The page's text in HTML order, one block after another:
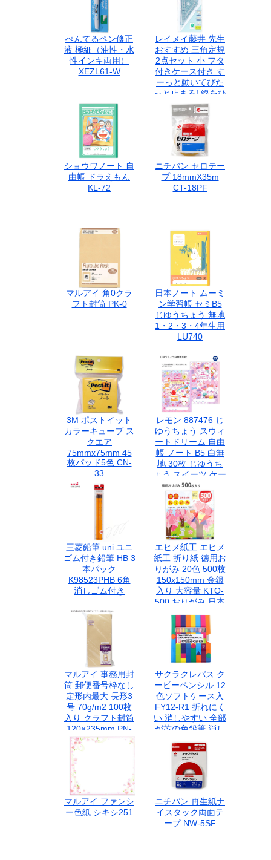
ぺんてるペン修正
液 極細（油性・水
性インキ両用）
XEZL61-W
レイメイ藤井 先生
おすすめ 三角定規
2点セット 小 フタ
付きケース付き す
ーっと動いてぴた
っと止まる! 線をひ
きやすい三角定規
APJ212
ショウワノート 自
由帳 ドラえもん
KL-72
ニチバン セロテー
プ 18mmX35m
CT-18PF
マルアイ 角0クラ
フト封筒 PK-0
日本ノート ムーミ
ン学習帳 セミB5
じゆうちょう 無地
1・2・3・4年生用
LU740
3M ポストイット
カラーキューブ ス
クエア
75mmx75mm 45
枚パッド5色 CN-
33
レモン 887476 じ
ゆうちょう スウィ
ートドリーム 自由
帳 ノート B5 白無
地 30枚 じゆうち
ょう スイーツ ケー
キ 猫 ネコ うさぎ
ゆめかわ かわいい
女の子 キッズ 子供
文具 学用品
三菱鉛筆 uni ユニ
ゴム付き鉛筆 HB 3
本パック
K98523PHB 6角
消しゴム付き
エヒメ紙工 エヒメ
紙工 折り紙 徳用お
りがみ 20色 500枚
150x150mm 金銀
入り 大容量 KTO-
500 おりがみ 日本
製
マルアイ 事務用封
筒 郵便番号枠なし
定形内最大 長形3
号 70g/m2 100枚
入り クラフト封筒
120×235mm PN-
1370 藤壺パック
サクラクレパス ク
ーピーペンシル 12
色ソフトケース入
FY12-R1 折れにく
い 消しやすい 全部
が芯の色鉛筆 消し
き
マルアイ ファンシ
ー色紙 シキシ251
ニチバン 再生紙ナ
イスタック両面テ
ープ NW-5SF